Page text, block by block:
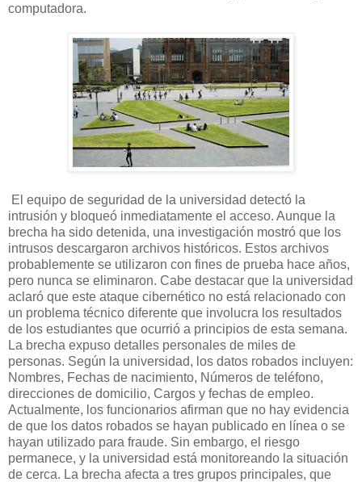
computadora.
El equipo de seguridad de la universidad detectó la
intrusión y bloqueó inmediatamente el acceso. Aunque la
brecha ha sido detenida, una investigación mostró que los
intrusos descargaron archivos históricos. Estos archivos
probablemente se utilizaron con fines de prueba hace años,
pero nunca se eliminaron. Cabe destacar que la universidad
aclaró que este ataque cibernético no está relacionado con
un problema técnico diferente que involucra los resultados
de los estudiantes que ocurrió a principios de esta semana.
La brecha expuso detalles personales de miles de
personas. Según la universidad, los datos robados incluyen:
Nombres, Fechas de nacimiento, Números de teléfono,
direcciones de domicilio, Cargos y fechas de empleo.
Actualmente, los funcionarios afirman que no hay evidencia
de que los datos robados se hayan publicado en línea o se
hayan utilizado para fraude. Sin embargo, el riesgo
permanece, y la universidad está monitoreando la situación
de cerca. La brecha afecta a tres grupos principales, que